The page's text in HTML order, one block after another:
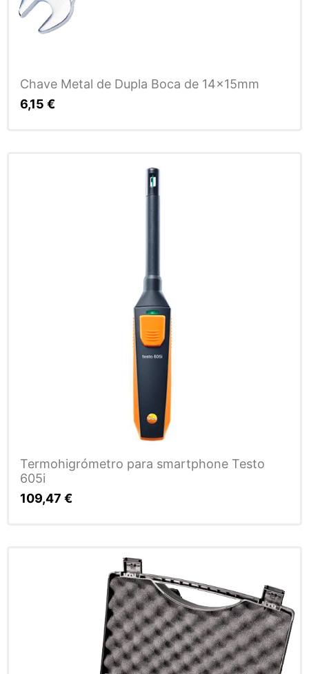
Chave Metal de Dupla Boca de 14x15mm
6,15 €
Termohigrómetro para smartphone Testo
605i
109,47 €